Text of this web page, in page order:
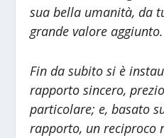
sua bella umanità, da
grande valore aggiunto.
Fin da subito si è
rapporto sincero,
particolare; e, basato
rapporto, un reciproco